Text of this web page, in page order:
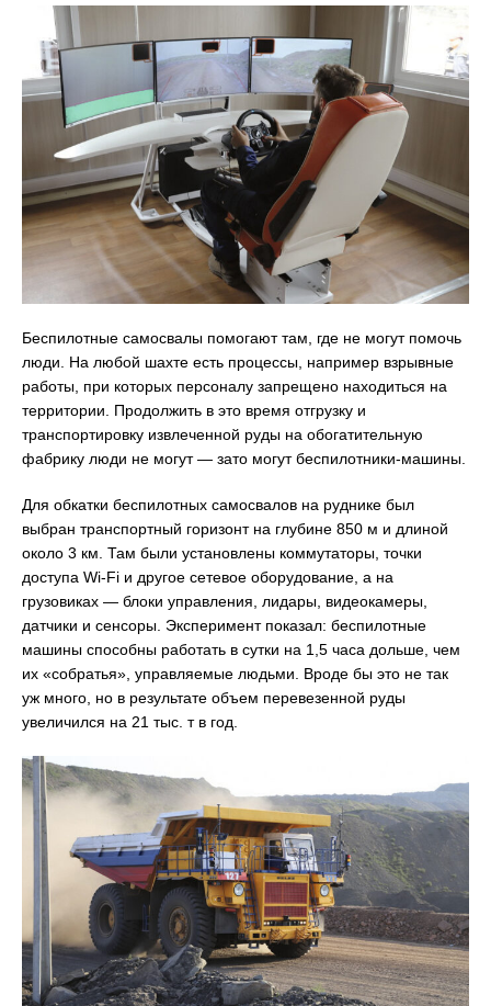
Беспилотные самосвалы помогают там, где не могут помочь
люди. На любой шахте есть процессы, например взрывные
работы, при которых персоналу запрещено находиться на
территории. Продолжить в это время отгрузку и
транспортировку извлеченной руды на обогатительную
фабрику люди не могут — зато могут беспилотники-машины.
Для обкатки беспилотных самосвалов на руднике был
выбран транспортный горизонт на глубине 850 м и длиной
около 3 км. Там были установлены коммутаторы, точки
доступа Wi-Fi и другое сетевое оборудование, а на
грузовиках — блоки управления, лидары, видеокамеры,
датчики и сенсоры. Эксперимент показал: беспилотные
машины способны работать в сутки на 1,5 часа дольше, чем
их «собратья», управляемые людьми. Вроде бы это не так
уж много, но в результате объем перевезенной руды
увеличился на 21 тыс. т в год.